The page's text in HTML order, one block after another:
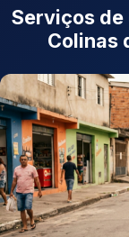
Serviços de
Colinas